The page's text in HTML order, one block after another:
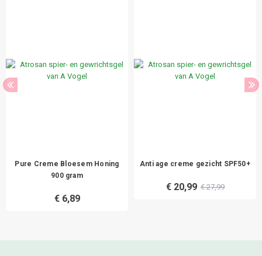
Pure Creme Bloesem Honing
900 gram
€ 6,89
Anti age creme gezicht SPF50+
€ 20,99 € 27,99